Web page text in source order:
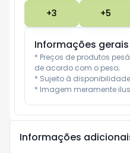
+3 +5
Informações gerais
* Preços de produtos
de acordo com o peso;
* Sujeito à
* Imagem meramente
Informações